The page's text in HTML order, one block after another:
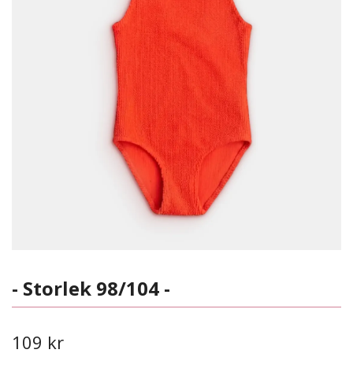
- Storlek 98/104 -
109 kr